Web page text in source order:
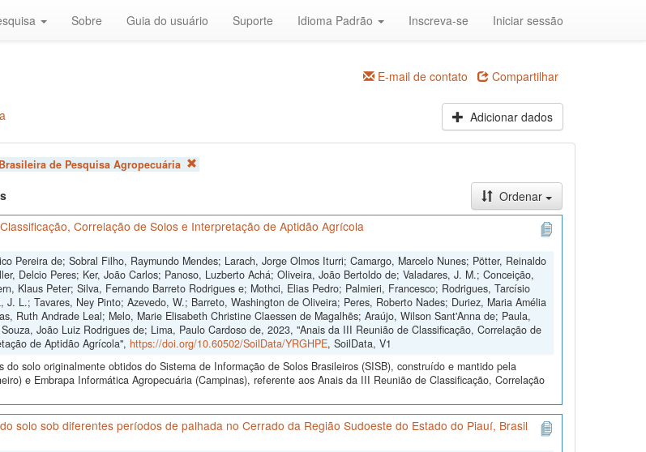
Sobre Guia do usuário Suporte Idioma Padrão Inscreva-se Iniciar sessão
E-mail de contato Compartilhar
Adicionar dados
de Pesquisa Agropecuária
Ordenar
Correlação de Solos e Interpretação de Aptidão Agrícola
Pereira de; Sobral Filho, Raymundo Mendes; Larach, Jorge Olmos Iturri; Camargo, Marcelo Nunes; Pötter, Reinaldo
Delcio Peres; Ker, João Carlos; Panoso, Luzberto Achá; Oliveira, João Bertoldo de; Valadares, J. M.; Conceição,
Klaus Peter; Silva, Fernando Barreto Rodrigues e; Mothci, Elias Pedro; Palmieri, Francesco; Rodrigues, Tarcísio
J. L.; Tavares, Ney Pinto; Azevedo, W.; Barreto, Washington de Oliveira; Peres, Roberto Nades; Duriez, Maria Amélia
Ruth Andrade Leal; Melo, Marie Elisabeth Christine Claessen de Magalhẽs; Araújo, Wilson Sant'Anna de; Paula,
João Luiz Rodrigues de; Lima, Paulo Cardoso de, 2023, "Anais da III Reunião de Classificação, Correlação de
de Aptidão Agrícola", https://doi.org/10.60502/SoilData/YRGHPE, SoilData, V1
do solo originalmente obtidos do Sistema de Informação de Solos Brasileiros (SISB), construído e mantido pela
e Embrapa Informática Agropecuária (Campinas), referente aos Anais da III Reunião de Classificação, Correlação
solo sob diferentes períodos de palhada no Cerrado da Região Sudoeste do Estado do Piauí, Brasil